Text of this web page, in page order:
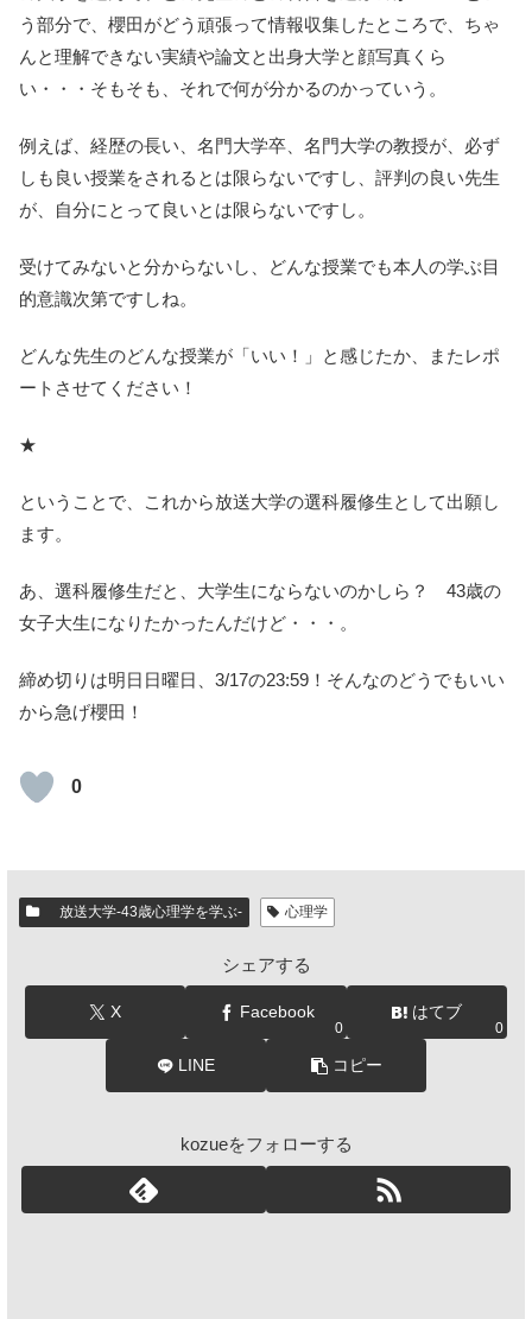
う部分で、櫻田がどう頑張って情報収集したところで、ちゃ
んと理解できない実績や論文と出身大学と顔写真くら
い・・・そもそも、それで何が分かるのかっていう。
例えば、経歴の長い、名門大学卒、名門大学の教授が、必ず
しも良い授業をされるとは限らないですし、評判の良い先生
が、自分にとって良いとは限らないですし。
受けてみないと分からないし、どんな授業でも本人の学ぶ目
的意識次第ですしね。
どんな先生のどんな授業が「いい！」と感じたか、またレポ
ートさせてください！
★
ということで、これから放送大学の選科履修生として出願し
ます。
あ、選科履修生だと、大学生にならないのかしら？ 43歳の
女子大生になりたかったんだけど・・・。
締め切りは明日日曜日、3/17の23:59！そんなのどうでもいい
から急げ櫻田！
0
放送大学-43歳心理学を学ぶ- 心理学
シェアする
X Facebook
0
はてブ
0
LINE コピー
kozueをフォローする